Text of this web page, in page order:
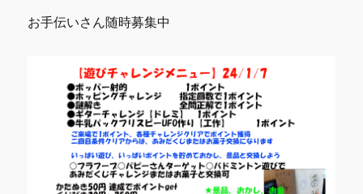
お手伝いさん随時募集中